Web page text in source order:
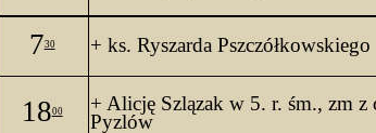
730 + ks. Ryszarda Pszczółkowskiego
1800 + Alicję Szlązak w 5. r. śm., zm z
Pyzlów